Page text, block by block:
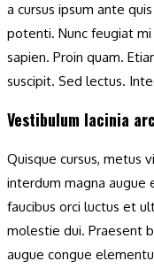
a cursus ipsum ante
potenti. Nunc feugiat
sapien. Proin quam.
suscipit. Sed lectus.
Vestibulum lacinia
Quisque cursus, metus
interdum magna augue
faucibus orci luctus et
molestie dui. Praesent
augue congue